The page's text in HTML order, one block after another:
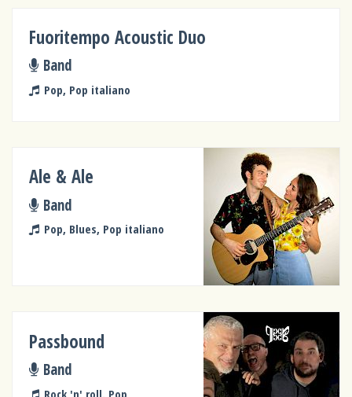
Fuoritempo Acoustic Duo
Band
Pop, Pop italiano
Ale & Ale
Band
Pop, Blues, Pop italiano
Passbound
Band
Rock 'n' roll, Pop